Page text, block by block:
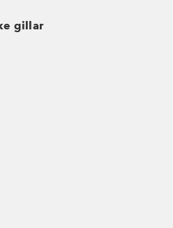
gillar